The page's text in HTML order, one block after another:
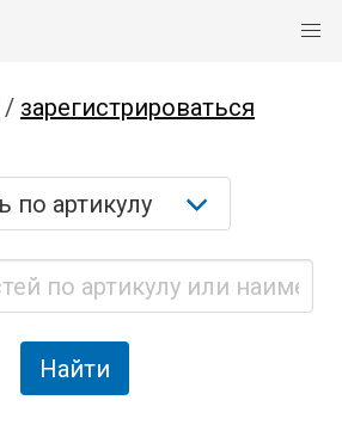
/ зарегистрироваться